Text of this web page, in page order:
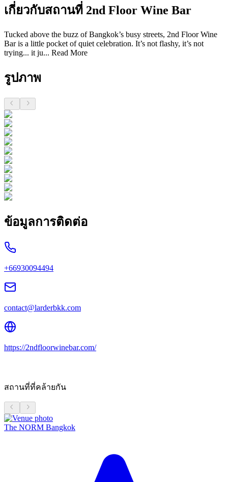
เกี่ยวกับสถานที่ 2nd Floor Wine Bar
Tucked above the buzz of Bangkok’s busy streets, 2nd Floor Wine
Bar is a little pocket of quiet celebration. It’s not flashy, it’s not
trying... it ju... Read More
รูปภาพ
ข้อมูลการติดต่อ
+66930094494
contact@larderbkk.com
https://2ndfloorwinebar.com/
สถานที่ที่คล้ายกัน
The NORM Bangkok